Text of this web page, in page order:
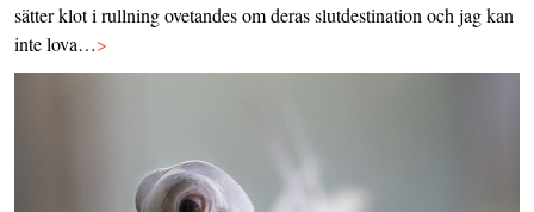
sätter klot i rullning ovetandes om deras slutdestination och jag kan
inte lova…>